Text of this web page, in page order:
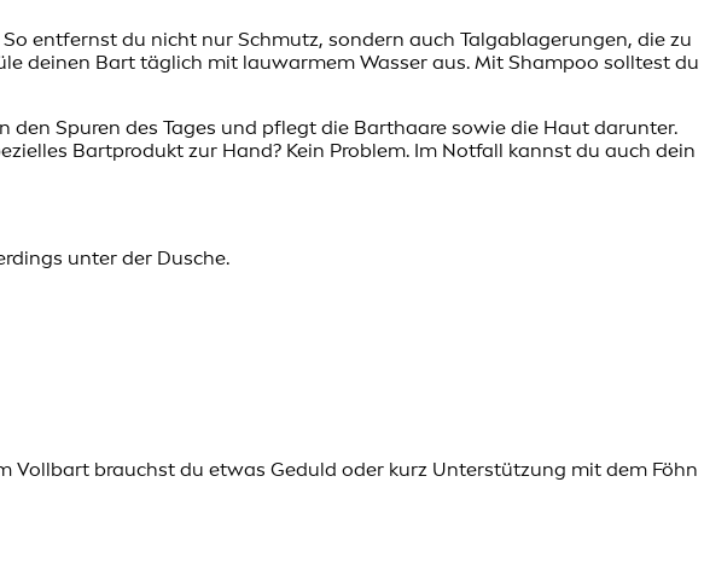
entfernst du nicht nur Schmutz, sondern auch Talgablagerungen, die zu
deinen Bart täglich mit lauwarmem Wasser aus. Mit Shampoo solltest du
den Spuren des Tages und pflegt die Barthaare sowie die Haut darunter.
Bartprodukt zur Hand? Kein Problem. Im Notfall kannst du auch dein
unter der Dusche.
Vollbart brauchst du etwas Geduld oder kurz Unterstützung mit dem Föhn